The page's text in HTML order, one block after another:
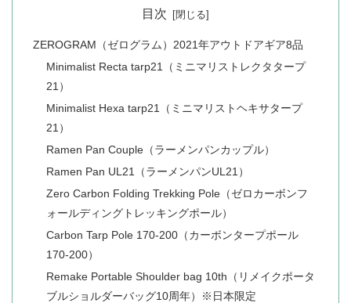
目次
ZEROGRAM（ゼログラム）2021年アウトドアギア8品
Minimalist Recta tarp21（ミニマリストレクタタープ
21）
Minimalist Hexa tarp21（ミニマリストヘキサタープ
21）
Ramen Pan Couple（ラーメンパンカップル）
Ramen Pan UL21（ラーメンパンUL21）
Zero Carbon Folding Trekking Pole（ゼロカーボンフ
ォールディングトレッキングポール）
Carbon Tarp Pole 170-200（カーボンタープポール
170-200）
Remake Portable Shoulder bag 10th（リメイクポータ
ブルショルダーバッグ10周年）※日本限定